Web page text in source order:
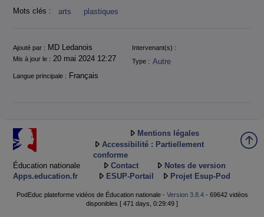
Mots clés : arts plastiques
Informations
Ajouté par : MD Ledanois
Intervenant(s) :
Mis à jour le : 20 mai 2024 12:27 Type : Autre
Langue principale : Français
Éducation nationale
Apps.education.fr
Mentions légales
Accessibilité : Partiellement
conforme
Contact
Notes de version
ESUP-Portail
Projet Esup-Pod
PodEduc plateforme vidéos de Éducation nationale - Version 3.8.4- 69642 vidéos
disponibles [ 471 days, 0:29:49 ]